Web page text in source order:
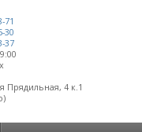
71
30
37
Прядильная, 4 к.1